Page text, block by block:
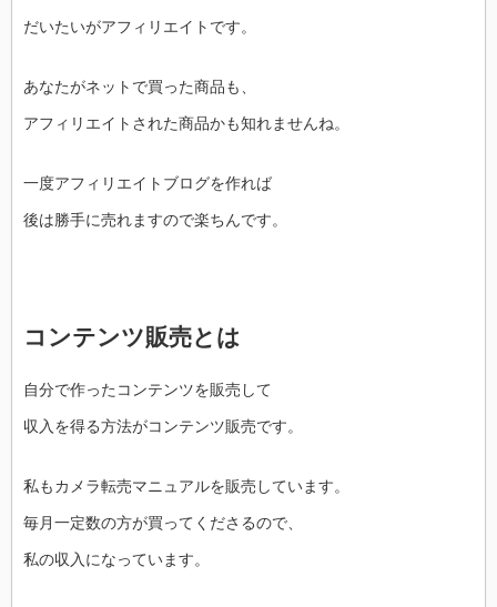
だいたいがアフィリエイトです。
あなたがネットで買った商品も、
アフィリエイトされた商品かも知れませんね。
一度アフィリエイトブログを作れば
後は勝手に売れますので楽ちんです。
コンテンツ販売とは
自分で作ったコンテンツを販売して
収入を得る方法がコンテンツ販売です。
私もカメラ転売マニュアルを販売しています。
毎月一定数の方が買ってくださるので、
私の収入になっています。